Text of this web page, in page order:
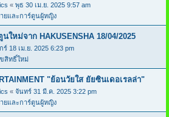
« พุธ 30 เม.ย. 2025 9:57 am
ยและการ์ตูนผู้หญิง
ใหม่จาก HAKUSENSHA 18/04/2025
ร์ 18 เม.ย. 2025 6:23 pm
สิทธิ์ใหม่
"ย้อนวัยใส ยัยซินเดอเรลล่า"
« จันทร์ 31 มี.ค. 2025 3:22 pm
ยและการ์ตูนผู้หญิง